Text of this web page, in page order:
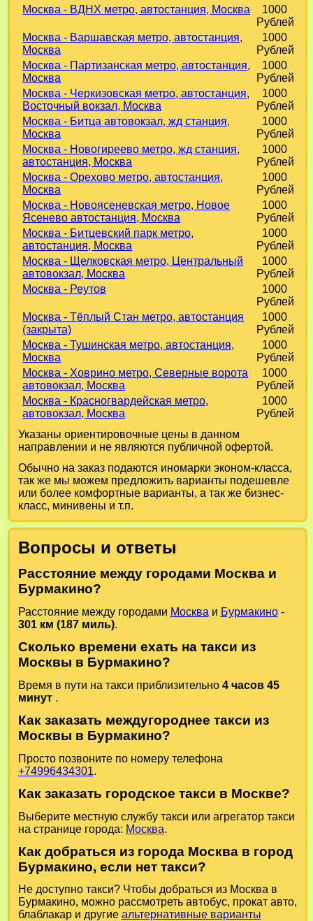
Москва - ВДНХ метро, автостанция, Москва
1000
Рублей
Москва - Варшавская метро, автостанция,
Москва
1000
Рублей
Москва - Партизанская метро, автостанция,
Москва
1000
Рублей
Москва - Черкизовская метро, автостанция,
Восточный вокзал, Москва
1000
Рублей
Москва - Битца автовокзал, жд станция,
Москва
1000
Рублей
Москва - Новогиреево метро, жд станция,
автостанция, Москва
1000
Рублей
Москва - Орехово метро, автостанция,
Москва
1000
Рублей
Москва - Новоясеневская метро, Новое
Ясенево автостанция, Москва
1000
Рублей
Москва - Битцевский парк метро,
автостанция, Москва
1000
Рублей
Москва - Щелковская метро, Центральный
автовокзал, Москва
1000
Рублей
Москва - Реутов
1000
Рублей
Москва - Тёплый Стан метро, автостанция
(закрыта)
1000
Рублей
Москва - Тушинская метро, автостанция,
Москва
1000
Рублей
Москва - Ховрино метро, Северные ворота
автовокзал, Москва
1000
Рублей
Москва - Красногвардейская метро,
автовокзал, Москва
1000
Рублей
Указаны ориентировочные цены в данном
направлении и не являются публичной офертой.
Обычно на заказ подаются иномарки эконом-класса,
так же мы можем предложить варианты подешевле
или более комфортные варианты, а так же бизнес-
класс, минивены и т.п.
Вопросы и ответы
Расстояние между городами Москва и
Бурмакино?
Расстояние между городами Москва и Бурмакино-
301 км (187 миль).
Сколько времени ехать на такси из
Москвы в Бурмакино?
Время в пути на такси приблизительно 4 часов 45
минут .
Как заказать междугороднее такси из
Москвы в Бурмакино?
Просто позвоните по номеру телефона
+74996434301.
Как заказать городское такси в Москве?
Выберите местную службу такси или агрегатор такси
на странице города: Москва.
Как добраться из города Москва в город
Бурмакино, если нет такси?
Не доступно такси? Чтобы добраться из Москва в
Бурмакино, можно рассмотреть автобус, прокат авто,
блаблакар и другие альтернативные варианты